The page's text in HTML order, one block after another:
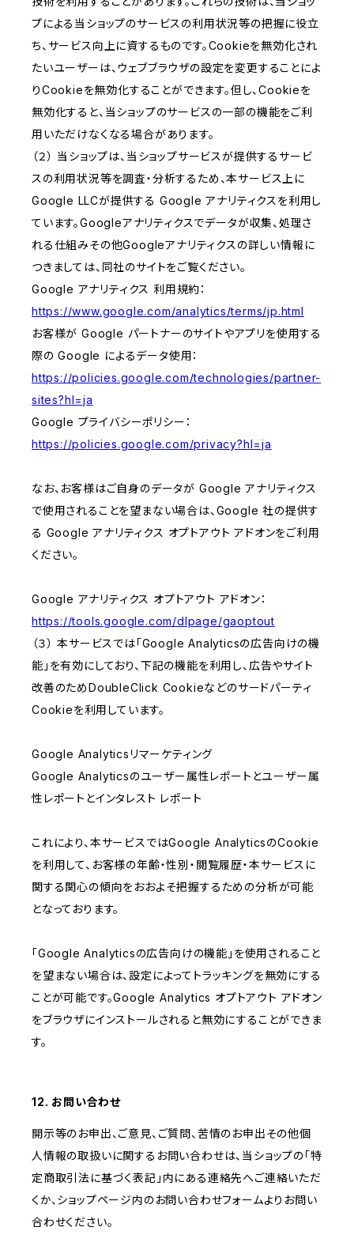
プによる当ショップのサービスの利用状況等の把握に役立
ち、サービス向上に資するものです。Cookieを無効化され
たいユーザーは、ウェブブラウザの設定を変更することによ
りCookieを無効化することができます。但し、Cookieを
無効化すると、当ショップのサービスの一部の機能をご利
用いただけなくなる場合があります。
（２） 当ショップは、当ショップサービスが提供するサービ
スの利用状況等を調査・分析するため、本サービス上に
Google LLCが提供する Google アナリティクスを利用し
ています。Googleアナリティクスでデータが収集、処理さ
れる仕組みその他Googleアナリティクスの詳しい情報に
つきましては、同社のサイトをご覧ください。
Google アナリティクス 利用規約：
https://www.google.com/analytics/terms/jp.html
お客様が Google パートナーのサイトやアプリを使用する
際の Google によるデータ使用：
https://policies.google.com/technologies/partner-
sites?hl=ja
Google プライバシーポリシー：
https://policies.google.com/privacy?hl=ja
なお、お客様はご自身のデータが Google アナリティクス
で使用されることを望まない場合は、Google 社の提供す
る Google アナリティクス オプトアウト アドオンをご利用
ください。
Google アナリティクス オプトアウト アドオン：
https://tools.google.com/dlpage/gaoptout
（３） 本サービスでは「Google Analyticsの広告向けの機
能」を有効にしており、下記の機能を利用し、広告やサイト
改善のためDoubleClick Cookieなどのサードパーティ
Cookieを利用しています。
Google Analyticsリマーケティング
Google Analyticsのユーザー属性レポートとユーザー属
性レポートとインタレスト レポート
これにより、本サービスではGoogle AnalyticsのCookie
を利用して、お客様の年齢・性別・閲覧履歴・本サービスに
関する関心の傾向をおおよそ把握するための分析が可能
となっております。
「Google Analyticsの広告向けの機能」を使用されること
を望まない場合は、設定によってトラッキングを無効にする
ことが可能です。Google Analytics オプトアウト アドオン
をブラウザにインストールされると無効にすることができま
す。
12. お問い合わせ
開示等のお申出、ご意見、ご質問、苦情のお申出その他個
人情報の取扱いに関するお問い合わせは、当ショップの「特
定商取引法に基づく表記」内にある連絡先へご連絡いただ
くか、ショップページ内のお問い合わせフォームよりお問い
合わせください。